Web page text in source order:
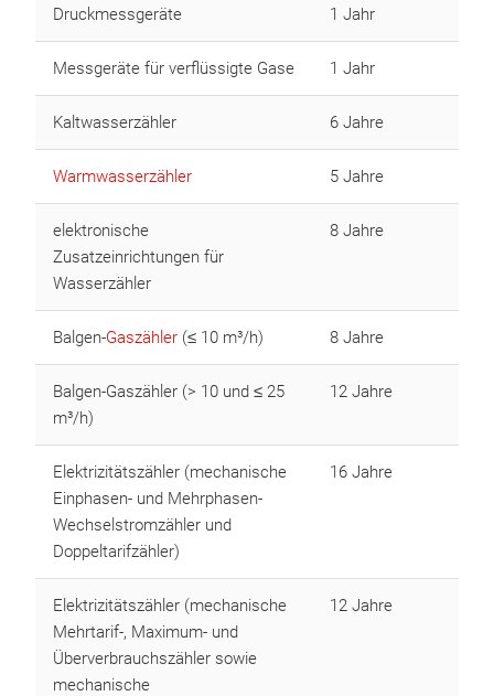
Druckmessgeräte 1 Jahr
Messgeräte für verflüssigte Gase 1 Jahr
Kaltwasserzähler 6 Jahre
Warmwasserzähler 5 Jahre
elektronische
Zusatzeinrichtungen für
Wasserzähler
8 Jahre
Balgen-Gaszähler (≤ 10 m³/h) 8 Jahre
Balgen-Gaszähler (> 10 und ≤ 25
m³/h)
12 Jahre
Elektrizitätszähler (mechanische
Einphasen- und Mehrphasen-
Wechselstromzähler und
Doppeltarifzähler)
16 Jahre
Elektrizitätszähler (mechanische
Mehrtarif-, Maximum- und
Überverbrauchszähler sowie
mechanische
12 Jahre